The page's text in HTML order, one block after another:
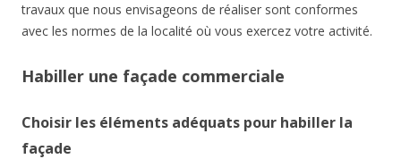
travaux que nous envisageons de réaliser sont conformes
avec les normes de la localité où vous exercez votre activité.
Habiller une façade commerciale
Choisir les éléments adéquats pour habiller la
façade